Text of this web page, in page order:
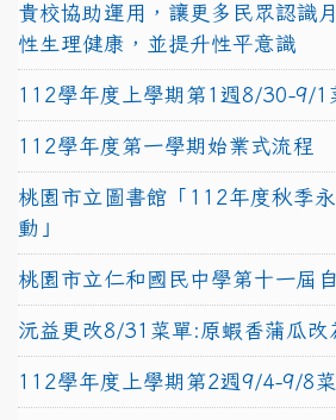
貴校協助運用，讓更多民眾認識
性生理健康，並提升性平意識
112學年度上學期第1週8/30-9/1
112學年度第一學期始業式流程
桃園市立圖書館「112年度秋季
動」
桃園市立仁和國民中學第十一屆
沅益更改8/31菜單:原蝦香蒲瓜改
112學年度上學期第2週9/4-9/8